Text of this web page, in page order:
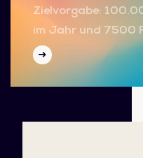
Zielvorgabe:
im Jahr und 7500